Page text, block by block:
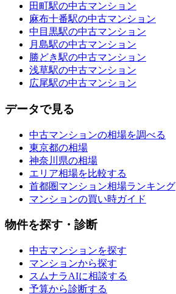
田町駅の中古マンション
麻布十番駅の中古マンション
中目黒駅の中古マンション
月島駅の中古マンション
勝どき駅の中古マンション
浅草駅の中古マンション
広尾駅の中古マンション
データで見る
中古マンションの相場を調べる
東京都の相場
神奈川県の相場
エリア相場を比較する
首都圏マンション相場ランキング
マンションの買い時ガイド
物件を探す・診断
中古マンションを探す
マンションから探す
スムナラAIに相談する
予算から診断する